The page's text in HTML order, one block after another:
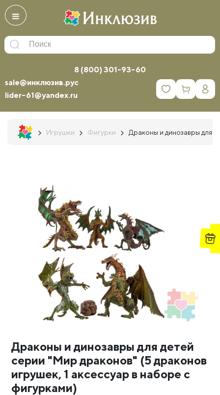
8 (800) 301-93-60
sale@инклюзив.рус
lider-61@yandex.ru
0
Игрушки Фигурки Драконы и динозавры для
Драконы и динозавры для детей
серии "Мир драконов" (5 драконов
игрушек, 1 аксессуар в наборе с
фигурками)